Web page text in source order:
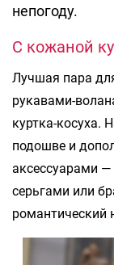
непогоду.
С кожаной
Лучшая пара
рукавами-
куртка-косуха.
подошве и
аксессуарами
серьгами или
романтический